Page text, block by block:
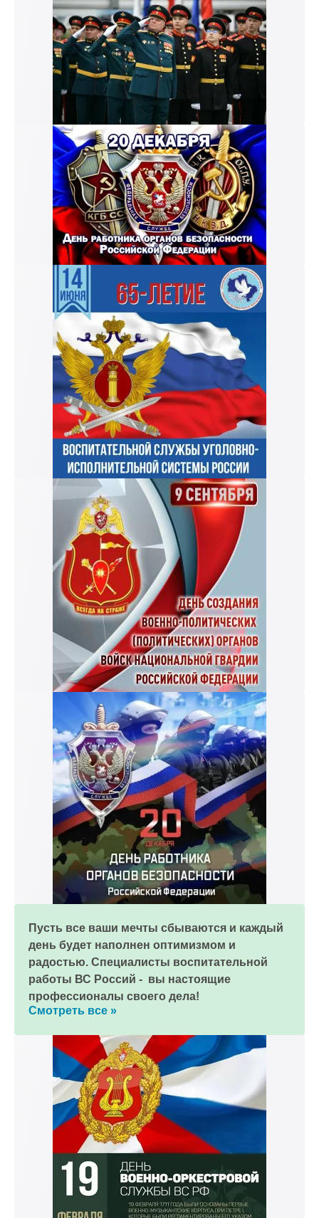
Пусть все ваши мечты сбываются и каждый
день будет наполнен оптимизмом и
радостью. Специалисты воспитательной
работы ВС Россий - вы настоящие
профессионалы своего дела!
Смотреть все »